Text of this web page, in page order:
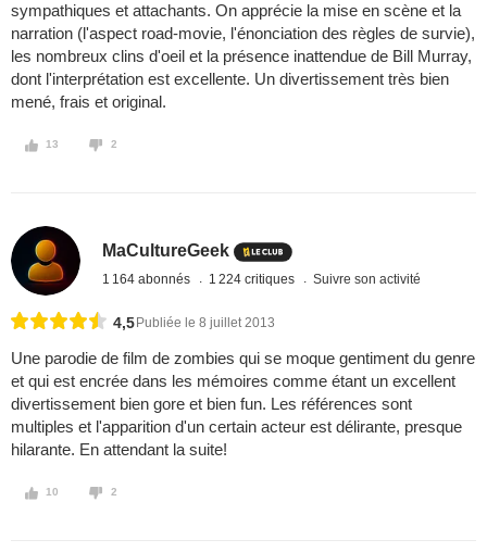
sympathiques et attachants. On apprécie la mise en scène et la
narration (l'aspect road-movie, l'énonciation des règles de survie),
les nombreux clins d'oeil et la présence inattendue de Bill Murray,
dont l'interprétation est excellente. Un divertissement très bien
mené, frais et original.
13 2
MaCultureGeek
1 164 abonnés 1 224 critiques Suivre son activité
4,5 Publiée le 8 juillet 2013
Une parodie de film de zombies qui se moque gentiment du genre
et qui est encrée dans les mémoires comme étant un excellent
divertissement bien gore et bien fun. Les références sont
multiples et l'apparition d'un certain acteur est délirante, presque
hilarante. En attendant la suite!
10 2